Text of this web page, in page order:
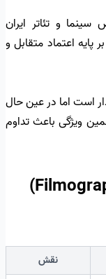
و تئاتر ایران
اعتماد متقابل و
است اما در عین حال
ویژگی باعث تداوم
نقش